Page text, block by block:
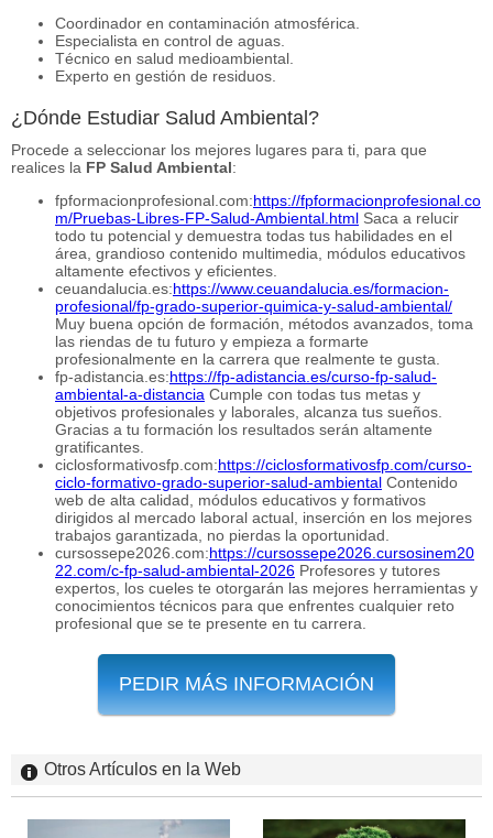
Coordinador en contaminación atmosférica.
Especialista en control de aguas.
Técnico en salud medioambiental.
Experto en gestión de residuos.
¿Dónde Estudiar Salud Ambiental?
Procede a seleccionar los mejores lugares para ti, para que
realices la FP Salud Ambiental:
fpformacionprofesional.com:https://fpformacionprofesional.co
m/Pruebas-Libres-FP-Salud-Ambiental.html Saca a relucir
todo tu potencial y demuestra todas tus habilidades en el
área, grandioso contenido multimedia, módulos educativos
altamente efectivos y eficientes.
ceuandalucia.es:https://www.ceuandalucia.es/formacion-
profesional/fp-grado-superior-quimica-y-salud-ambiental/
Muy buena opción de formación, métodos avanzados, toma
las riendas de tu futuro y empieza a formarte
profesionalmente en la carrera que realmente te gusta.
fp-adistancia.es:https://fp-adistancia.es/curso-fp-salud-
ambiental-a-distancia Cumple con todas tus metas y
objetivos profesionales y laborales, alcanza tus sueños.
Gracias a tu formación los resultados serán altamente
gratificantes.
ciclosformativosfp.com:https://ciclosformativosfp.com/curso-
ciclo-formativo-grado-superior-salud-ambiental Contenido
web de alta calidad, módulos educativos y formativos
dirigidos al mercado laboral actual, inserción en los mejores
trabajos garantizada, no pierdas la oportunidad.
cursossepe2026.com:https://cursossepe2026.cursosinem20
22.com/c-fp-salud-ambiental-2026 Profesores y tutores
expertos, los cueles te otorgarán las mejores herramientas y
conocimientos técnicos para que enfrentes cualquier reto
profesional que se te presente en tu carrera.
PEDIR MÁS INFORMACIÓN
Otros Artículos en la Web